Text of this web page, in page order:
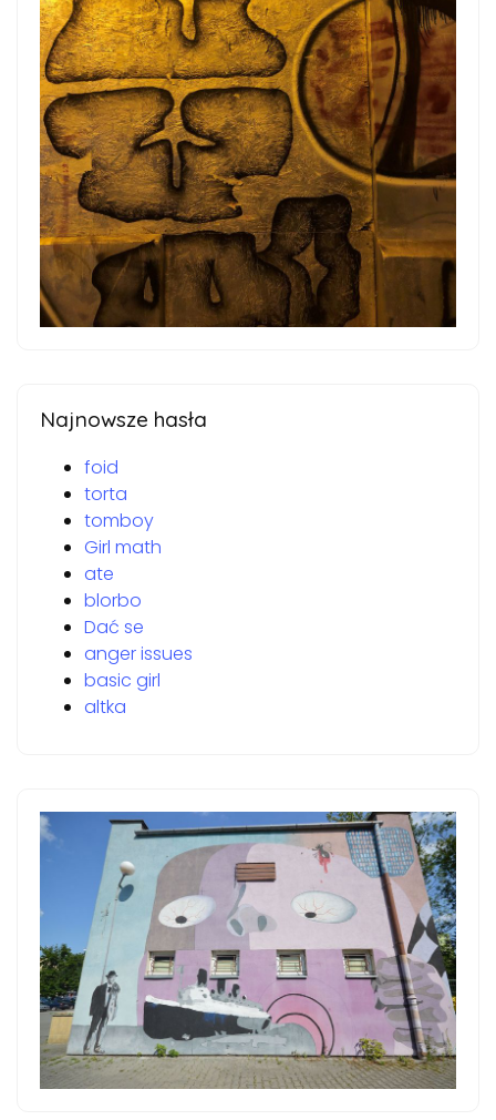
Najnowsze hasła
foid
torta
tomboy
Girl math
ate
blorbo
Dać se
anger issues
basic girl
altka